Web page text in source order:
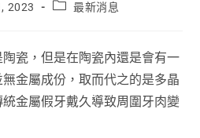
2023 最新消息
瓷，但是在陶瓷內還是會有一
金屬成份，取而代之的是多晶
金屬假牙戴久導致周圍牙肉變